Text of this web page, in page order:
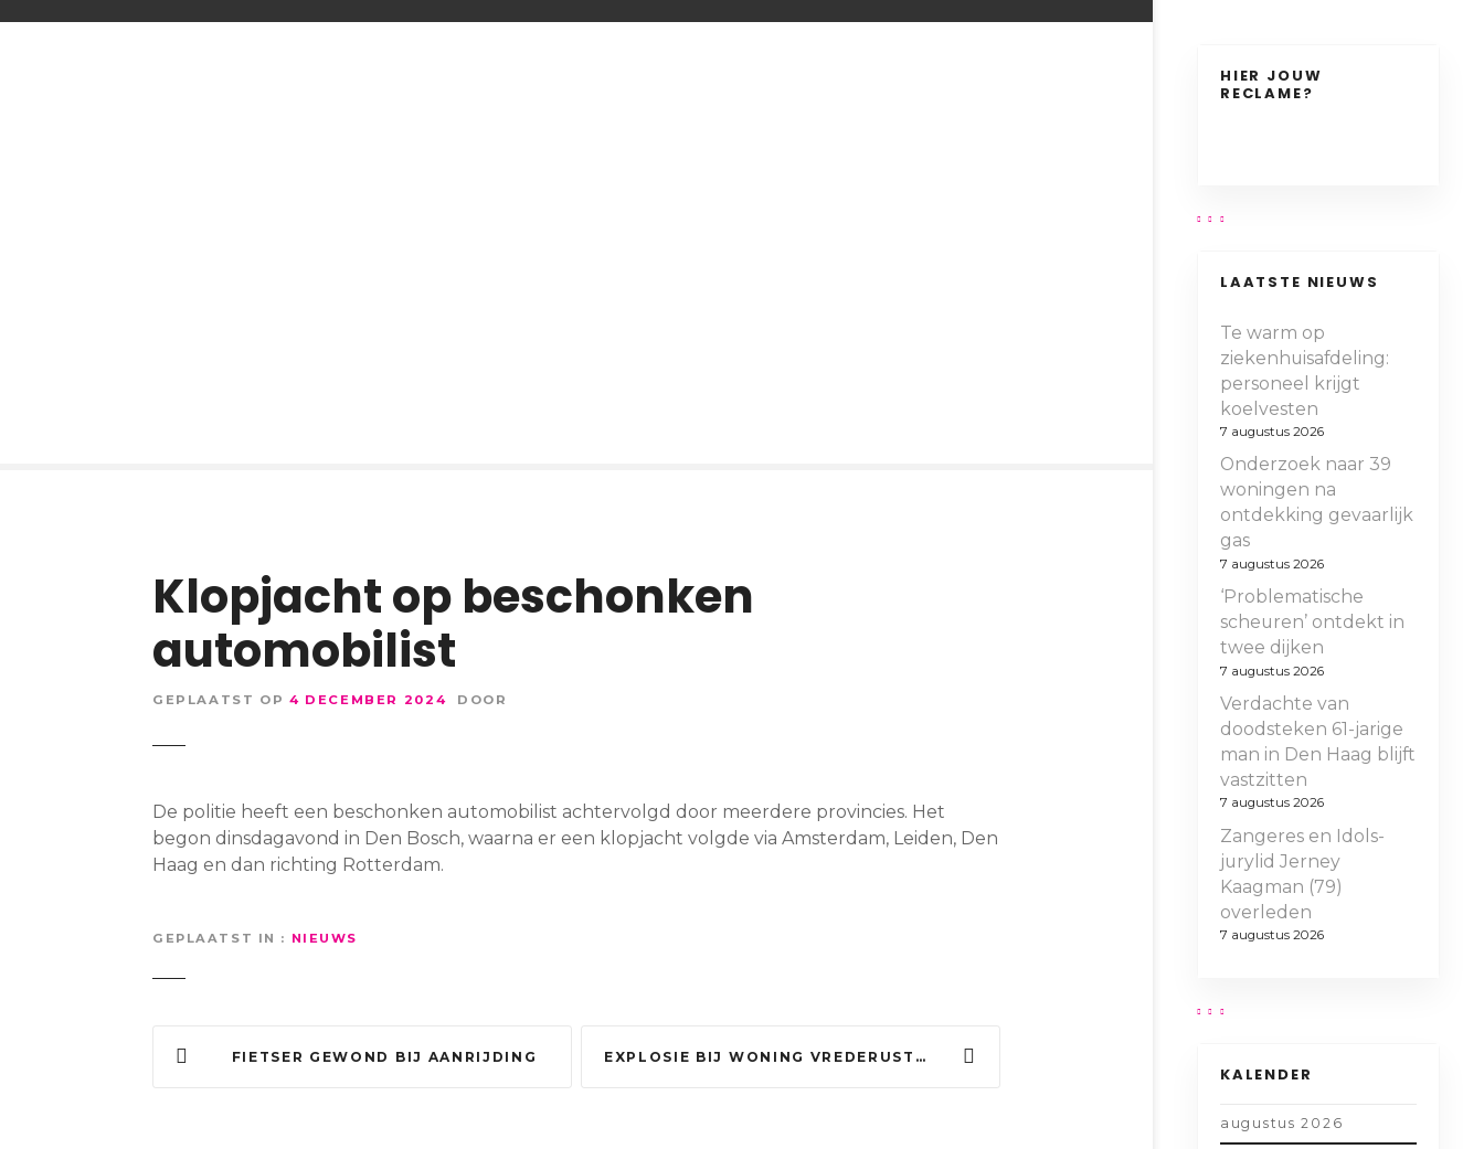
Klopjacht op beschonken
automobilist
GEPLAATST OP 4 DECEMBER 2024 DOOR
De politie heeft een beschonken automobilist achtervolgd door meerdere provincies. Het
begon dinsdagavond in Den Bosch, waarna er een klopjacht volgde via Amsterdam, Leiden, Den
Haag en dan richting Rotterdam.
GEPLAATST IN NIEUWS
FIETSER GEWOND BIJ AANRIJDING EXPLOSIE BIJ WONING VREDERUSTLAAN, POLITIE ZOEKT GETUIGEN
HIER JOUW
RECLAME?
LAATSTE NIEUWS
Te warm op
ziekenhuisafdeling:
personeel krijgt
koelvesten
7 augustus 2026
Onderzoek naar 39
woningen na
ontdekking gevaarlijk
gas
7 augustus 2026
‘Problematische
scheuren’ ontdekt in
twee dijken
7 augustus 2026
Verdachte van
doodsteken 61-jarige
man in Den Haag blijft
vastzitten
7 augustus 2026
Zangeres en Idols-
jurylid Jerney
Kaagman (79)
overleden
7 augustus 2026
KALENDER
augustus 2026